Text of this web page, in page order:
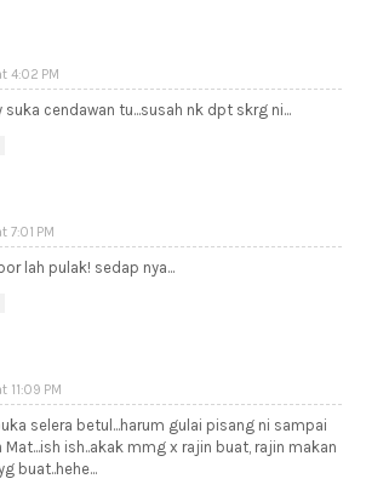
4:02 PM
suka cendawan tu...susah nk dpt skrg ni...
7:01 PM
lah pulak! sedap nya...
11:09 PM
selera betul...harum gulai pisang ni sampai
Mat...ish ish..akak mmg x rajin buat, rajin makan
buat..hehe...